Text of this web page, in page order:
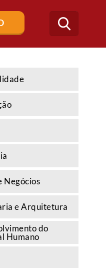
Buscar
no
blog
Negócios
e Arquitetura
do
Humano